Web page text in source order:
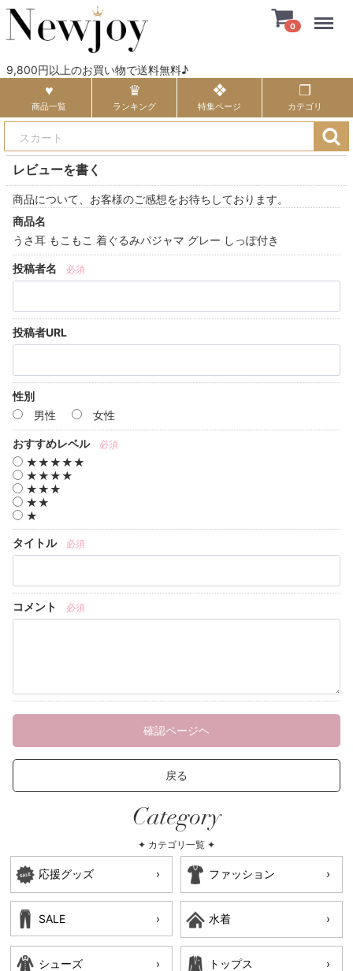
9,800円以上のお買い物で送料無料♪
0
商品一覧 ランキング 特集ページ カテゴリ
レビューを書く
商品について、お客様のご感想をお待ちしております。
商品名
うさ耳 もこもこ 着ぐるみパジャマ グレー しっぽ付き
投稿者名 必須
投稿者URL
性別
男性
女性
おすすめレベル 必須
★★★★★
★★★★
★★★
★★
★
タイトル
必須
コメント 必須
確認ページヘ
戻る
Category
✦ カテゴリ一覧 ✦
応援グッズ ファッション
SALE 水着
シューズ トップス